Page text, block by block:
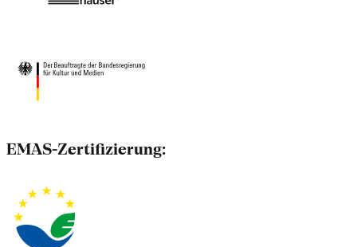
EMAS-Zertifizierung: